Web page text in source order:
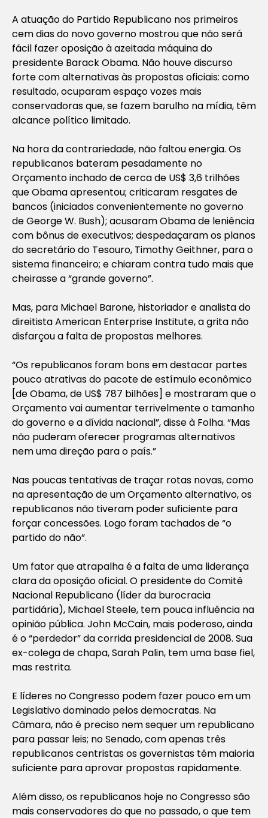
A atuação do Partido Republicano nos primeiros
cem dias do novo governo mostrou que não será
fácil fazer oposição à azeitada máquina do
presidente Barack Obama. Não houve discurso
forte com alternativas às propostas oficiais: como
resultado, ocuparam espaço vozes mais
conservadoras que, se fazem barulho na mídia, têm
alcance político limitado.
Na hora da contrariedade, não faltou energia. Os
republicanos bateram pesadamente no
Orçamento inchado de cerca de US$ 3,6 trilhões
que Obama apresentou; criticaram resgates de
bancos (iniciados convenientemente no governo
de George W. Bush); acusaram Obama de leniência
com bônus de executivos; despedaçaram os planos
do secretário do Tesouro, Timothy Geithner, para o
sistema financeiro; e chiaram contra tudo mais que
cheirasse a “grande governo”.
Mas, para Michael Barone, historiador e analista do
direitista American Enterprise Institute, a grita não
disfarçou a falta de propostas melhores.
“Os republicanos foram bons em destacar partes
pouco atrativas do pacote de estímulo econômico
[de Obama, de US$ 787 bilhões] e mostraram que o
Orçamento vai aumentar terrivelmente o tamanho
do governo e a dívida nacional”, disse à Folha. “Mas
não puderam oferecer programas alternativos
nem uma direção para o país.”
Nas poucas tentativas de traçar rotas novas, como
na apresentação de um Orçamento alternativo, os
republicanos não tiveram poder suficiente para
forçar concessões. Logo foram tachados de “o
partido do não”.
Um fator que atrapalha é a falta de uma liderança
clara da oposição oficial. O presidente do Comitê
Nacional Republicano (líder da burocracia
partidária), Michael Steele, tem pouca influência na
opinião pública. John McCain, mais poderoso, ainda
é o “perdedor” da corrida presidencial de 2008. Sua
ex-colega de chapa, Sarah Palin, tem uma base fiel,
mas restrita.
E líderes no Congresso podem fazer pouco em um
Legislativo dominado pelos democratas. Na
Câmara, não é preciso nem sequer um republicano
para passar leis; no Senado, com apenas três
republicanos centristas os governistas têm maioria
suficiente para aprovar propostas rapidamente.
Além disso, os republicanos hoje no Congresso são
mais conservadores do que no passado, o que tem